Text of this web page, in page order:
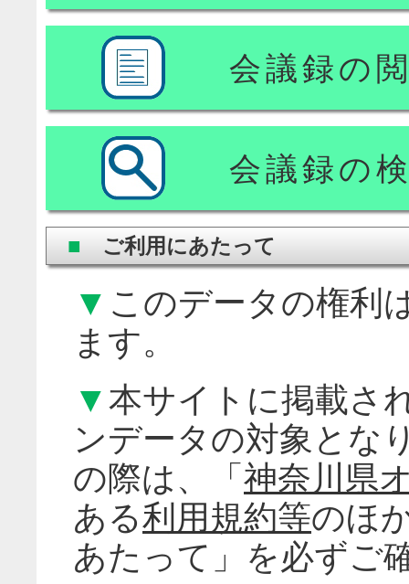
会議録の
会議録の
■ ご利用にあたって
▼ このデータの権利
ます。
▼本サイトに掲載さ
ンデータの対象とな
の際は、「 神奈川県
ある利用規約等のほ
あたって」を必ずご